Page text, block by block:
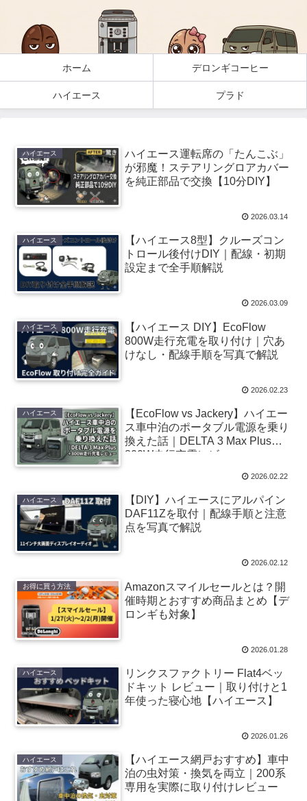
ホーム デロンギコーヒー
ハイエース プラド
ハイエース
ハイエース運転席の「たんこぶ」
が邪魔！ステアリングロアカバー
を純正部品で交換【10分DIY】
2026.03.14
ハイエース
【ハイエース8型】クルーズコン
トロール後付けDIY｜配線・初期
設定まで全手順解説
2026.03.09
ハイエース
【ハイエース DIY】EcoFlow
800W走行充電を取り付け｜穴あ
けなし・配線手順を写真で解説
2026.02.23
ハイエース
【EcoFlow vs Jackery】ハイエー
ス車中泊のポータブル電源を乗り
換えた話｜DELTA 3 Max Plus＋
800W走行充電レビュー
2026.02.22
ハイエース
【DIY】ハイエースにアルパイン
DAF11Zを取付｜配線手順と注意
点を写真で解説
2026.02.12
お得に買う方法
Amazonスマイルセールとは？開
催時期とおすすめ商品まとめ【デ
ロンギも対象】
2026.01.28
ハイエース
リンクスファクトリー Flat4ベッ
ドキット レビュー｜取り付けと1
年使った寝心地【ハイエース】
2026.01.26
ハイエース
【ハイエース網戸おすすめ】車中
泊の虫対策・換気を両立｜200系
専用を実際に取り付けレビュー